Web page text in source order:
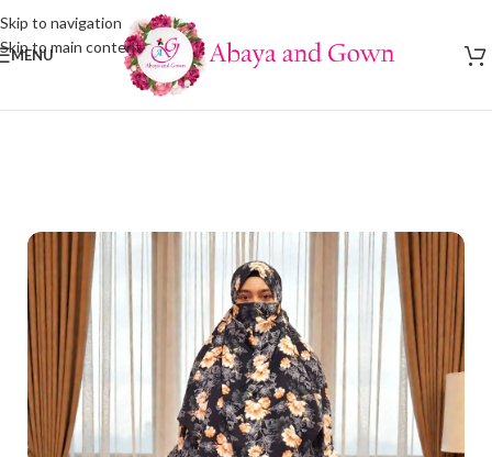
Skip to navigation
Skip to main content
MENU